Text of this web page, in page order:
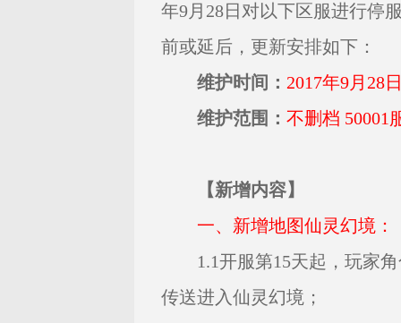
年9月28日对以下区服进行停
前或延后，更新安排如下：
维护时间： 2017年9月28
维护范围： 不删档 50001
【新增内容】
一、新增地图仙灵幻境：
1.1开服第15天起，玩家
传送进入仙灵幻境；